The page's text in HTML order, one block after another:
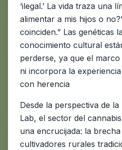
‘ilegal.’ La vida traza una
alimentar a mis hijos o
coinciden.” Las genéticas
conocimiento cultural
perderse, ya que el
ni incorpora la
con herencia
Desde la perspectiva de
Lab, el sector del
una encrucijada: la
cultivadores rurales